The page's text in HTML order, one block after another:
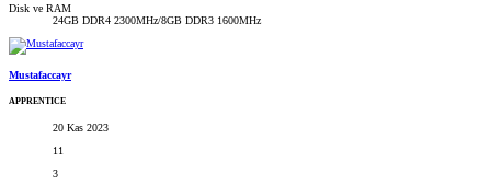
Disk ve RAM
24GB DDR4 2300MHz/8GB DDR3 1600MHz
Mustafaccayr
APPRENTICE
20 Kas 2023
11
3